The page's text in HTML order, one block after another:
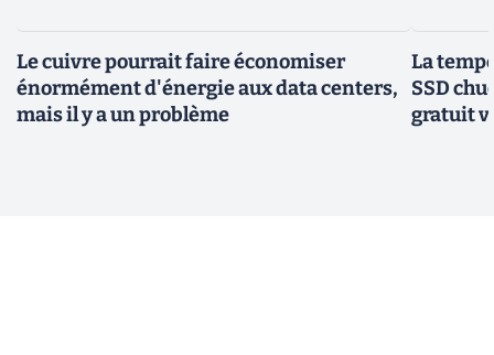
Le cuivre pourrait faire économiser
énormément d'énergie aux data centers,
mais il y a un problème
La
SSD
gratuit